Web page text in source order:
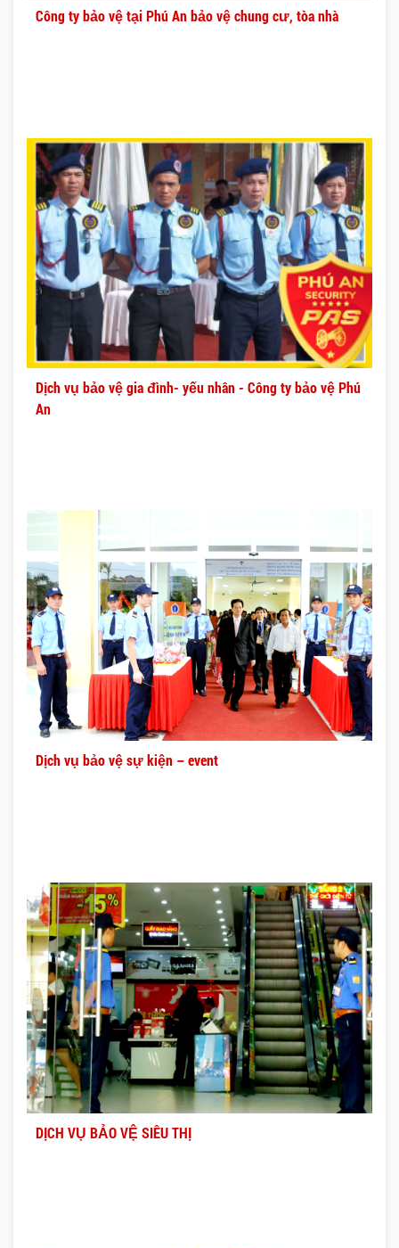
Công ty bảo vệ tại Phú An bảo vệ chung cư, tòa nhà
Dịch vụ bảo vệ gia đình- yếu nhân - Công ty bảo vệ Phú
An
Dịch vụ bảo vệ sự kiện – event
DỊCH VỤ BẢO VỆ SIÊU THỊ